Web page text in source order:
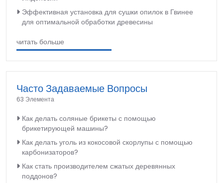
Эффективная установка для сушки опилок в Гвинее
для оптимальной обработки древесины
читать больше
Часто Задаваемые Вопросы
63 Элемента
Как делать соляные брикеты с помощью
брикетирующей машины?
Как делать уголь из кокосовой скорлупы с помощью
карбонизаторов?
Как стать производителем сжатых деревянных
поддонов?